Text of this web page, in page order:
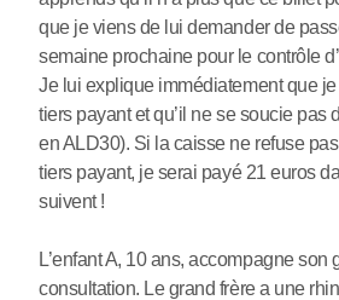
que je viens de lui demander de
semaine prochaine pour le contrôle
Je lui explique immédiatement que
tiers payant et qu’il ne se soucie pas
en ALD30). Si la caisse ne refuse
tiers payant, je serai payé 21 euros
suivent !
L’enfant A, 10 ans, accompagne son
consultation. Le grand frère a une